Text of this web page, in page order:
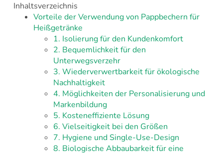
Inhaltsverzeichnis
Vorteile der Verwendung von Pappbechern für
Heißgetränke
1. Isolierung für den Kundenkomfort
2. Bequemlichkeit für den
Unterwegsverzehr
3. Wiederverwertbarkeit für ökologische
Nachhaltigkeit
4. Möglichkeiten der Personalisierung und
Markenbildung
5. Kosteneffiziente Lösung
6. Vielseitigkeit bei den Größen
7. Hygiene und Single-Use-Design
8. Biologische Abbaubarkeit für eine